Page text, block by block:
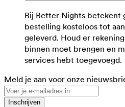
Bij Better Nights betekent
bestelling kosteloos tot
geleverd. Houd er
binnen moet brengen en
services hebt toegevoegd.
Meld je aan voor onze
Inschrijven